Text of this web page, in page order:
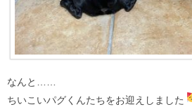
なんと……
ちいこいパグくんたちをお迎えしました